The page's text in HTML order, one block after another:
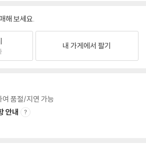
해 보세요.
내 가게에서 팔기
여 품절/지연 가능
안내